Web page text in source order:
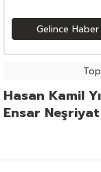
Gelince
Hasan Kamil
Ensar Neşriyat